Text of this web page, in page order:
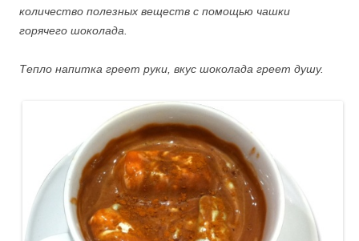
количество полезных веществ с помощью чашки
горячего шоколада.
Тепло напитка греет руки, вкус шоколада греет душу.